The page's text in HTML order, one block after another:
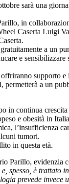
sarà una
in
Caserta Luigi
a un
e sensibilizzare
supporto
permetterà a un
in continua
e obesità in
l’insufficienza
tumori.
in questa età.
Parillo, evidenzia
spesso, è trattato
prevede invece